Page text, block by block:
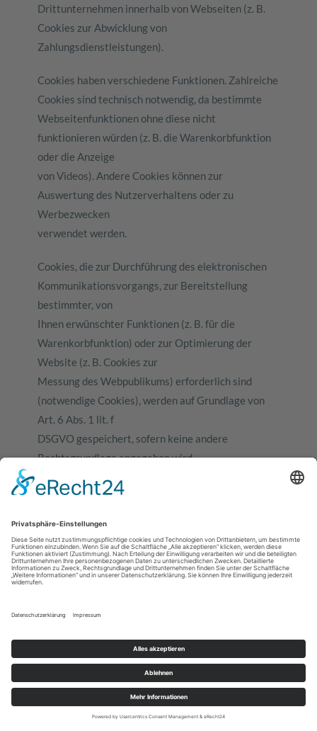
Drittunternehmen innerhalb von Webseiten (z. B.
Cookies zur Abwicklung von
Zahlungsdienstleistungen).
Cookies haben verschiedene Funktionen. Zahlreiche
Cookies sind technisch notwendig, da bestimmte
Webseitenfunktionen ohne diese nicht
funktionieren würden (z. B. die Warenkorbfunktion
oder die Anzeige
von Videos). Andere Cookies können zur
Auswertung des Nutzerverhaltens oder zu
Werbezwecken
verwendet werden.
Cookies, die zur Durchführung des elektronischen
Kommunikationsvorgangs, zur Bereitstellung
bestimmter, von
Ihnen erwünschter Funktionen (z. B. für die
Warenkorbfunktion) oder zur Optimierung der
Website (z. B. Cookies zur
Messung des Webpublikums) erforderlich sind
(notwendige Cookies), werden auf Grundlage von
Art. 6 Abs. 1 lit. f
DSGVO gespeichert, sofern keine andere
Rechtsgrundlage angegeben wird.
Der Websitebetreiber hat ein berechtigtes
Interesse an der Speicherung von notwendigen
technisch fehlerfreien und optimierten
Bereitstellung seiner Dienste. Sofern eine
Einwilligung zur
Wiedererkennungstechnologien abgefragt wurde,
Verarbeitung ausschließlich auf Grundlage dieser
Einwilligung (Art. 6 Abs. 1 lit. a DSGVO und § 25
Abs. 1
TDDDG); die Einwilligung ist jederzeit widerrufbar.